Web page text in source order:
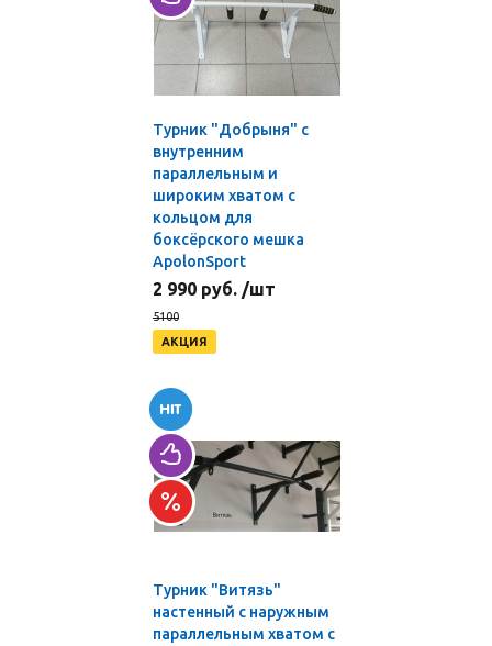
Турник "Добрыня" с
внутренним
параллельным и
широким хватом с
кольцом для
боксёрского мешка
ApolonSport
2 990 руб. /шт
5100
АКЦИЯ
Турник "Витязь"
настенный с наружным
параллельным хватом с